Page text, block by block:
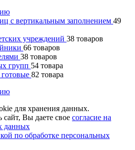
с вертикальным заполнением 49
учреждений 38 товаров
66 товаров
38 товаров
групп 54 товара
82 товара
для хранения данных.
сайт, Вы даете свое согласие на
данных
по обработке персональных